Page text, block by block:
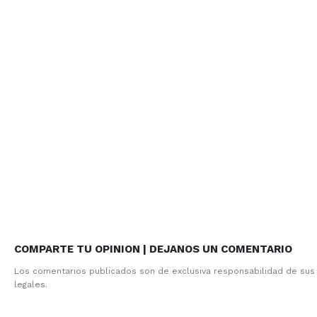
COMPARTE TU OPINION | DEJANOS UN COMENTARIO
Los comentarios publicados son de exclusiva responsabilidad de
legales.